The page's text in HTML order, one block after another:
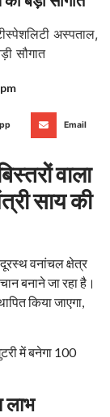
Email
वाला
साय की
वनांचल क्षेत्र
बनाने जा रहा है।
किया जाएगा,
लाभ